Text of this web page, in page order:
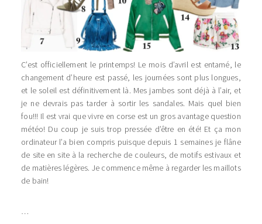
C’est officiellement le printemps! Le mois d’avril est entamé, le
changement d’heure est passé, les journées sont plus longues,
et le soleil est définitivement là. Mes jambes sont déjà à l’air, et
je ne devrais pas tarder à sortir les sandales. Mais quel bien
fou!!! Il est vrai que vivre en corse est un gros avantage question
météo! Du coup je suis trop pressée d’être en été! Et ça mon
ordinateur l’a bien compris puisque depuis 1 semaines je flâne
de site en site à la recherche de couleurs, de motifs estivaux et
de matières légères. Je commence même à regarder les maillots
de bain!
…